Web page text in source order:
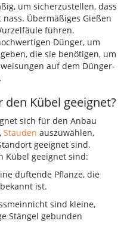
um sicherzustellen, dass
Übermäßiges Gießen
führen.
Dünger, um
die sie benötigen, um
auf dem Dünger-
Kübel geeignet?
sich für den Anbau
Stauden auszuwählen,
geeignet sind.
Kübel geeignet sind:
duftende Pflanze, die
ist.
sind kleine,
Stängel gebunden